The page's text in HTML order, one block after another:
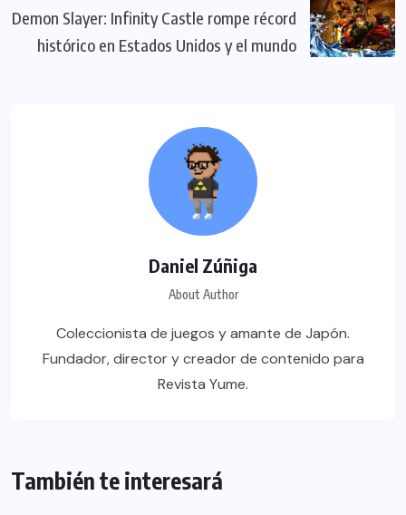
Demon Slayer: Infinity Castle rompe récord
histórico en Estados Unidos y el mundo
Daniel Zúñiga
About Author
Coleccionista de juegos y amante de Japón.
Fundador, director y creador de contenido para
Revista Yume.
También te interesará